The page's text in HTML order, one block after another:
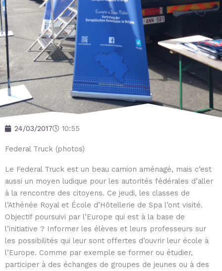
24/03/2017 10:55
Federal Truck (photos)
Le Federal Truck est un beau camion aménagé, mais c’est
aussi un moyen ludique pour les autorités fédérales d’aller
à la rencontre des citoyens. Ce jeudi, les classes de
l’Athénée Royal et École d’Hôtellerie de Spa l’ont visité.
Objectif poursuivi par l’Europe qui est à la base de
l’initiative ? Informer les élèves et leurs professeurs sur
les possibilités qui leur sont offertes d’ouvrir leur école à
l’Europe. Comme par exemple se former ou étudier,
participer à des échanges de groupes de jeunes ou à des